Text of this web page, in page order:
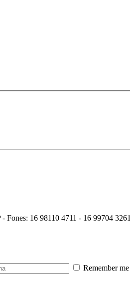
Fones: 16 98110 4711 - 16 99704 3261
Remember me